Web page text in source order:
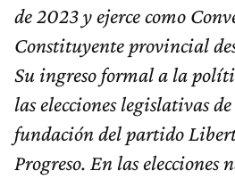
de 2023 y ejerce como
Constituyente provincial
Su ingreso formal a la
las elecciones legislativas
fundación del partido
Progreso. En las elecciones